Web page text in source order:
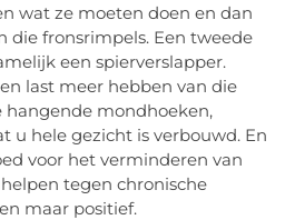
wat ze moeten doen en dan
die fronsrimpels. Een tweede
een spierverslapper.
last meer hebben van die
hangende mondhoeken,
u hele gezicht is verbouwd. En
voor het verminderen van
tegen chronische
maar positief.